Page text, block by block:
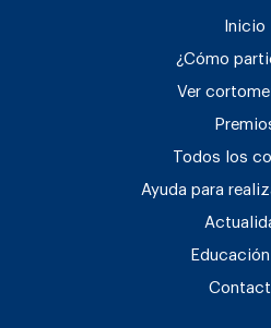
Inicio
¿Cómo
Ver
Todos los
Ayuda para
Educación